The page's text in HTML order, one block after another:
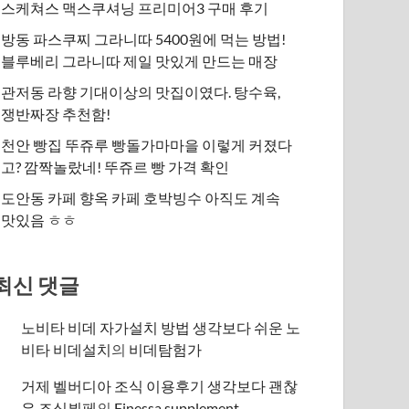
스케쳐스 맥스쿠셔닝 프리미어3 구매 후기
방동 파스쿠찌 그라니따 5400원에 먹는 방법!
블루베리 그라니따 제일 맛있게 만드는 매장
관저동 라향 기대이상의 맛집이였다. 탕수육,
쟁반짜장 추천함!
천안 빵집 뚜쥬루 빵돌가마마을 이렇게 커졌다
고? 깜짝놀랐네! 뚜쥬르 빵 가격 확인
도안동 카페 향옥 카페 호박빙수 아직도 계속
맛있음 ㅎㅎ
신 댓글
노비타 비데 자가설치 방법 생각보다 쉬운 노
비타 비데설치의 비데탐험가
거제 벨버디아 조식 이용후기 생각보다 괜찮